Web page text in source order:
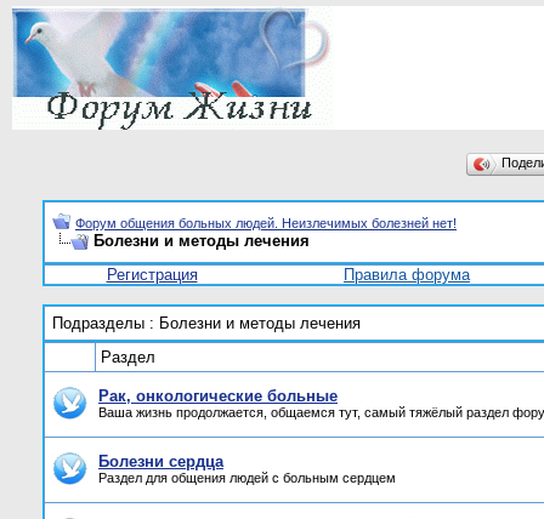
Форум общения больных людей. Неизлечимых болезней нет!
Болезни и методы лечения
Регистрация
Правила форума
Подразделы : Болезни и методы лечения
Раздел
Рак, онкологические больные
Ваша жизнь продолжается, общаемся тут, самый тяжёлый раздел
Болезни сердца
Раздел для общения людей с больным сердцем